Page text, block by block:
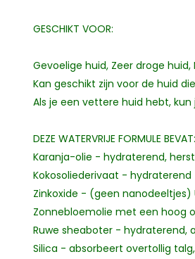
GESCHIKT VOOR:
Gevoelige huid, Zeer droge
Kan geschikt zijn voor de huid
Als je een vettere huid hebt,
DEZE WATERVRIJE FORMULE BEVAT:
Karanja-olie - hydraterend,
Kokosoliederivaat - hydraterend
Zinkoxide - (geen
Zonnebloemolie met een hoog
Ruwe sheaboter - hydraterend,
Silica - absorbeert overtollig